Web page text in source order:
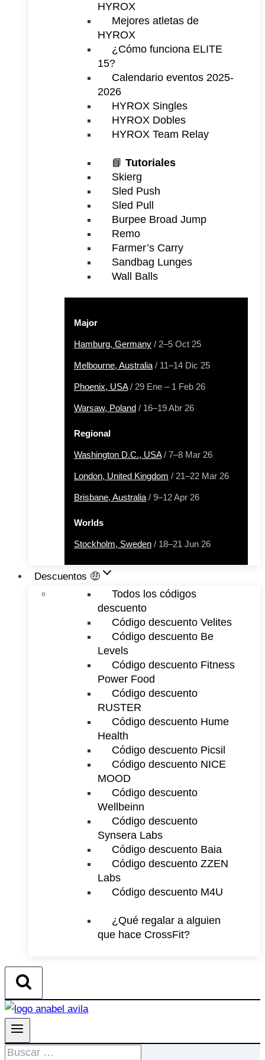
HYROX
Mejores atletas de
HYROX
¿Cómo funciona ELITE
15?
Calendario eventos 2025-
2026
HYROX Singles
HYROX Dobles
HYROX Team Relay
📘 Tutoriales
Skierg
Sled Push
Sled Pull
Burpee Broad Jump
Remo
Farmer’s Carry
Sandbag Lunges
Wall Balls
Major
Hamburg, Germany / 2–5 Oct 25
Melbourne, Australia / 11–14 Dic 25
Phoenix, USA/ 29 Ene – 1 Feb 26
Warsaw, Poland / 16–19 Abr 26
Regional
Washington D.C., USA/ 7–8 Mar 26
London, United Kingdom / 21–22 Mar 26
Brisbane, Australia / 9–12 Apr 26
Worlds
Stockholm, Sweden / 18–21 Jun 26
Descuentos 🤑
Todos los códigos
descuento
Código descuento Velites
Código descuento Be
Levels
Código descuento Fitness
Power Food
Código descuento
RUSTER
Código descuento Hume
Health
Código descuento Picsil
Código descuento NICE
MOOD
Código descuento
Wellbeinn
Código descuento
Synsera Labs
Código descuento Baia
Código descuento ZZEN
Labs
Código descuento M4U
¿Qué regalar a alguien
que hace CrossFit?
Buscar: